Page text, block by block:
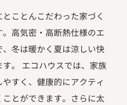
ことんこだわった家づく
高気密・高断熱仕様のエ
冬は暖かく夏は涼しい快
。 エコハウスでは、家族
すく、健康的にアクティ
とができます。さらに太